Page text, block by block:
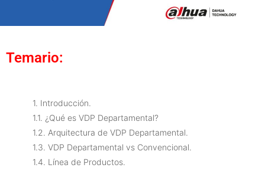
Temario:
1. Introducción.
1.1. ¿Qué es VDP Departamental?
1.2. Arquitectura de VDP Departamental.
1.3. VDP Departamental vs Convencional.
1.4. Línea de Productos.